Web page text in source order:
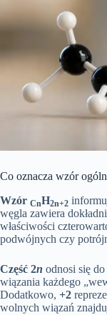
Co oznacza wzór
Wzór CnH2n+2
węgla zawiera
właściwości
podwójnych czy
Część 2n odnosi się
wiązania każdego
Dodatkowo, +2
wolnych wiązań